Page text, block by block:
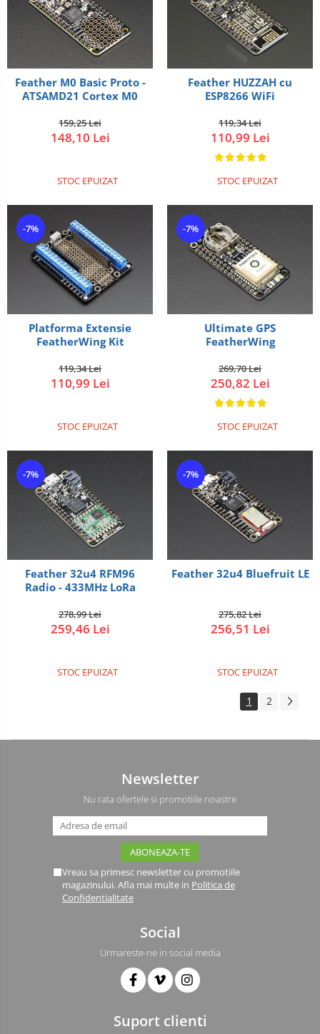
Feather M0 Basic Proto -
ATSAMD21 Cortex M0
159,25 Lei
148,10 Lei
STOC EPUIZAT
Feather HUZZAH cu
ESP8266 WiFi
119,34 Lei
110,99 Lei
STOC EPUIZAT
-7%
Platforma Extensie
FeatherWing Kit
119,34 Lei
110,99 Lei
STOC EPUIZAT
-7%
Ultimate GPS
FeatherWing
269,70 Lei
250,82 Lei
STOC EPUIZAT
-7%
Feather 32u4 RFM96
Radio - 433MHz LoRa
278,99 Lei
259,46 Lei
STOC EPUIZAT
-7%
Feather 32u4 Bluefruit LE
275,82 Lei
256,51 Lei
STOC EPUIZAT
1 2
Newsletter
Nu rata ofertele si promotiile noastre
Vreau sa primesc newsletter cu promotiile
magazinului. Afla mai multe in Politica de
Confidentialitate
Social
Urmareste-ne in social media
Suport clienti